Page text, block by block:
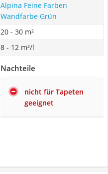
Alpina Feine Farben
Wandfarbe Grün
20 - 30 m²
8 - 12 m²/l
Nachteile
nicht für Tapeten
geeignet